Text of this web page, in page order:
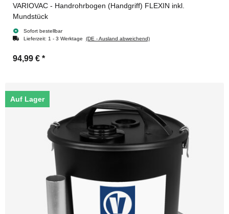
VARIOVAC - Handrohrbogen (Handgriff) FLEXIN inkl.
Mundstück
Sofort bestellbar
Lieferzeit: 1 - 3 Werktage (DE - Ausland abweichend)
94,99 € *
Auf Lager